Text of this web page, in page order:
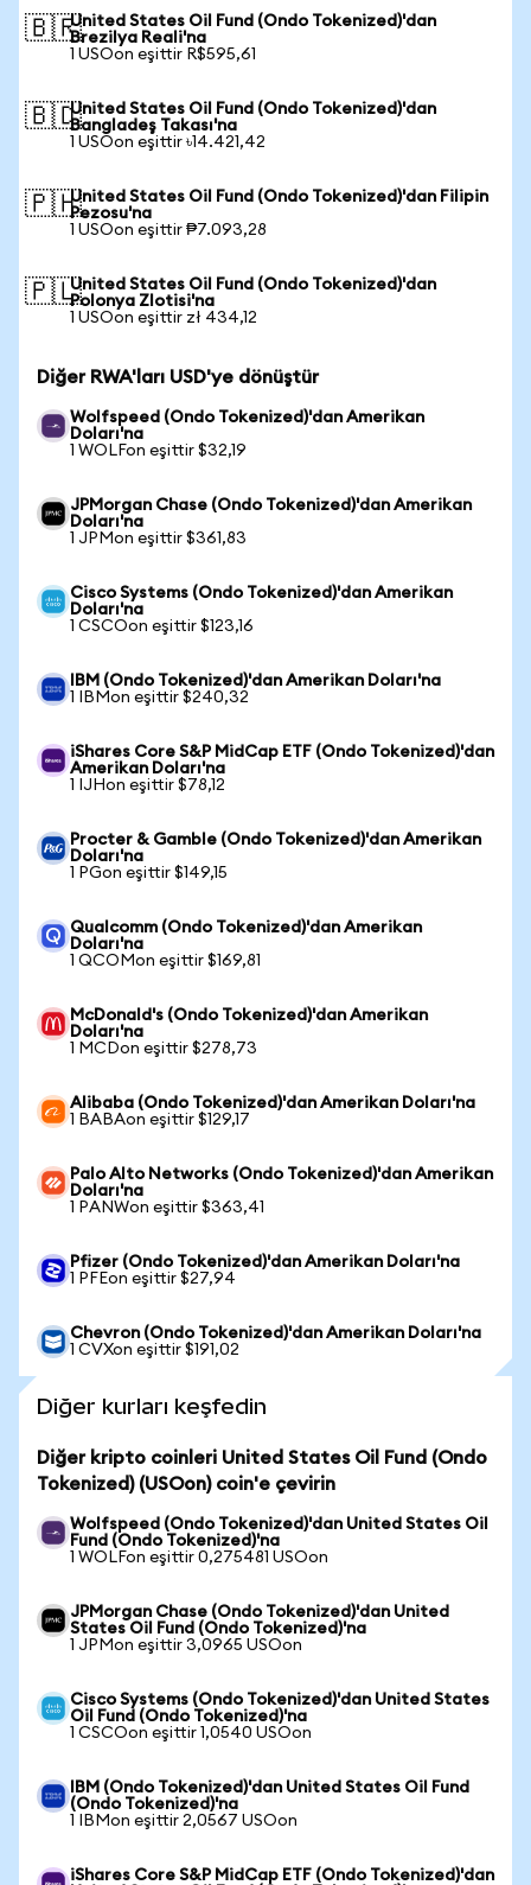
🇧🇷United States Oil Fund (Ondo Tokenized)'dan
Brezilya Reali'na
1 USOon eşittir R$595,61
🇧🇩United States Oil Fund (Ondo Tokenized)'dan
Bangladeş Takası'na
1 USOon eşittir ৳14.421,42
🇵🇭United States Oil Fund (Ondo Tokenized)'dan Filipin
Pezosu'na
1 USOon eşittir ₱7.093,28
🇵🇱United States Oil Fund (Ondo Tokenized)'dan
Polonya Zlotisi'na
1 USOon eşittir zł 434,12
Diğer RWA'ları USD'ye dönüştür
Wolfspeed (Ondo Tokenized)'dan Amerikan
Doları'na
1 WOLFon eşittir $32,19
JPMorgan Chase (Ondo Tokenized)'dan Amerikan
Doları'na
1 JPMon eşittir $361,83
Cisco Systems (Ondo Tokenized)'dan Amerikan
Doları'na
1 CSCOon eşittir $123,16
IBM (Ondo Tokenized)'dan Amerikan Doları'na
1 IBMon eşittir $240,32
iShares Core S&P MidCap ETF (Ondo Tokenized)'dan
Amerikan Doları'na
1 IJHon eşittir $78,12
Procter & Gamble (Ondo Tokenized)'dan Amerikan
Doları'na
1 PGon eşittir $149,15
Qualcomm (Ondo Tokenized)'dan Amerikan
Doları'na
1 QCOMon eşittir $169,81
McDonald's (Ondo Tokenized)'dan Amerikan
Doları'na
1 MCDon eşittir $278,73
Alibaba (Ondo Tokenized)'dan Amerikan Doları'na
1 BABAon eşittir $129,17
Palo Alto Networks (Ondo Tokenized)'dan Amerikan
Doları'na
1 PANWon eşittir $363,41
Pfizer (Ondo Tokenized)'dan Amerikan Doları'na
1 PFEon eşittir $27,94
Chevron (Ondo Tokenized)'dan Amerikan Doları'na
1 CVXon eşittir $191,02
Diğer kurları keşfedin
Diğer kripto coinleri United States Oil Fund (Ondo
Tokenized) (USOon) coin'e çevirin
Wolfspeed (Ondo Tokenized)'dan United States Oil
Fund (Ondo Tokenized)'na
1 WOLFon eşittir 0,275481 USOon
JPMorgan Chase (Ondo Tokenized)'dan United
States Oil Fund (Ondo Tokenized)'na
1 JPMon eşittir 3,0965 USOon
Cisco Systems (Ondo Tokenized)'dan United States
Oil Fund (Ondo Tokenized)'na
1 CSCOon eşittir 1,0540 USOon
IBM (Ondo Tokenized)'dan United States Oil Fund
(Ondo Tokenized)'na
1 IBMon eşittir 2,0567 USOon
iShares Core S&P MidCap ETF (Ondo Tokenized)'dan